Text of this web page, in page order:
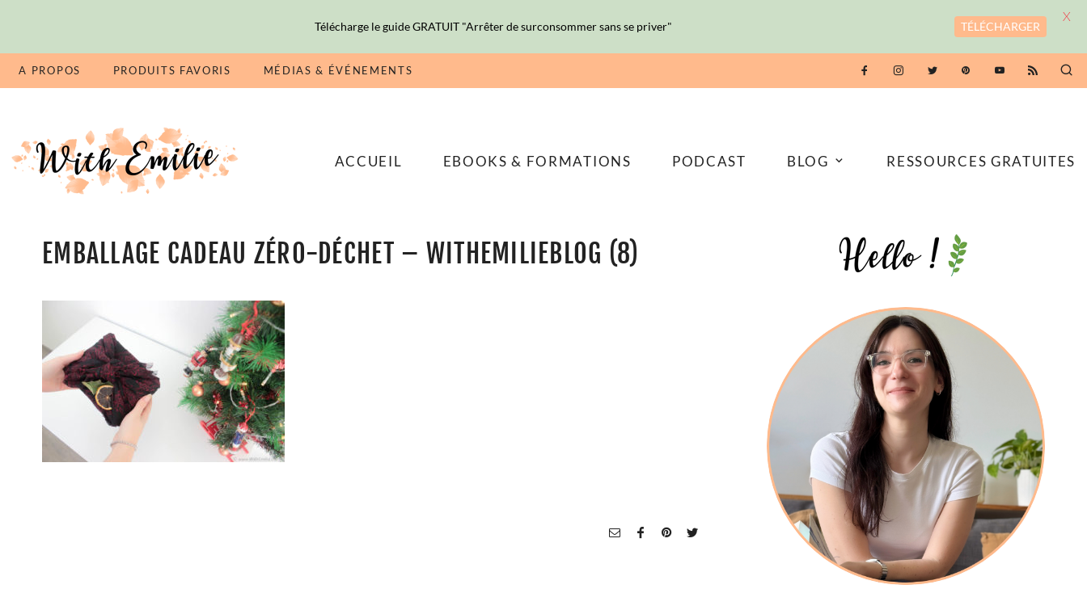
A PROPOS PRODUITS FAVORIS MÉDIAS & ÉVÉNEMENTS
ACCUEIL EBOOKS & FORMATIONS PODCAST BLOG RESSOURCES GRATUITES
EMBALLAGE CADEAU ZÉRO-DÉCHET – WITHEMILIEBLOG (8)
Télécharge le guide GRATUIT "Arrêter de surconsommer sans se priver" TÉLÉCHARGER
X